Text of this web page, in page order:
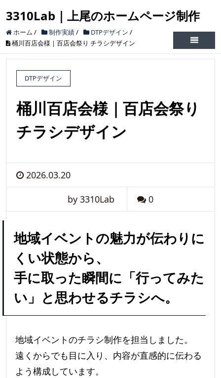
3310Lab｜上尾のホームページ制作
ホーム / 制作実績/ DTPデザイン /
桶川百店会様｜百店会祭り チラシデザイン
DTPデザイン
桶川百店会様｜百店会祭り
チラシデザイン
2026.03.20
by 3310Lab 0
地域イベントの魅力が伝わりに
くい状態から、
手に取った瞬間に「行ってみた
い」と思わせるチラシへ。
地域イベントのチラシ制作を担当しました。
遠くからでも目に入り、内容が直感的に伝わる
よう構成しています。